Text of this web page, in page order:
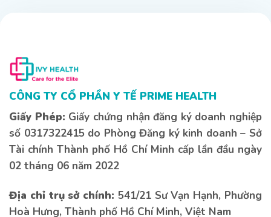
CÔNG TY CỔ PHẦN Y TẾ PRIME HEALTH
Giấy Phép: Giấy chứng nhận đăng ký doanh nghiệp
số 0317322415 do Phòng Đăng ký kinh doanh – Sở
Tài chính Thành phố Hồ Chí Minh cấp lần đầu ngày
02 tháng 06 năm 2022
Địa chỉ trụ sở chính: 541/21 Sư Vạn Hạnh, Phường
Hoà Hưng, Thành phố Hồ Chí Minh, Việt Nam